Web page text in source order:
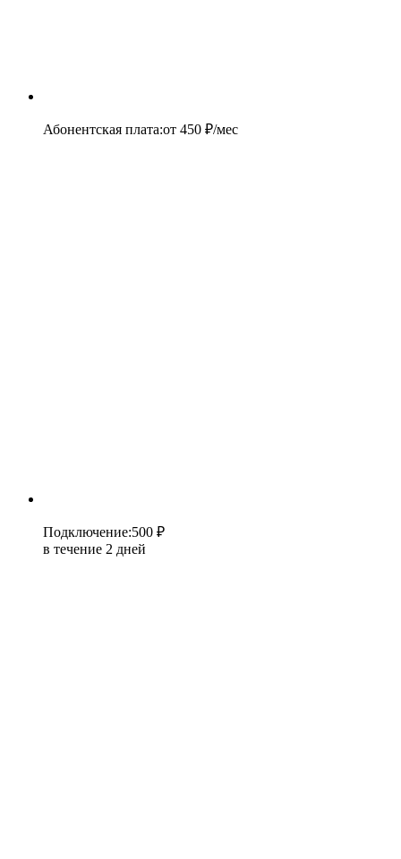
Абонентская плата:от 450 ₽/мес
Подключение:500 ₽
в течение 2 дней